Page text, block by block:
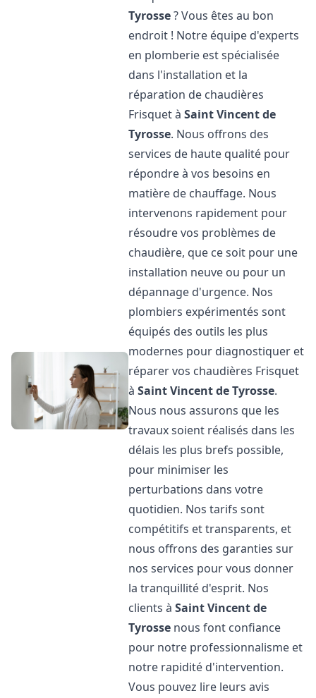
Tyrosse? Vous êtes au bon
endroit ! Notre équipe d'experts
en plomberie est spécialisée
dans l'installation et la
réparation de chaudières
Frisquet àSaint Vincent de
Tyrosse. Nous offrons des
services de haute qualité pour
répondre à vos besoins en
matière de chauffage. Nous
intervenons rapidement pour
résoudre vos problèmes de
chaudière, que ce soit pour une
installation neuve ou pour un
dépannage d'urgence. Nos
plombiers expérimentés sont
équipés des outils les plus
modernes pour diagnostiquer et
réparer vos chaudières Frisquet
àSaint Vincent de Tyrosse.
Nous nous assurons que les
travaux soient réalisés dans les
délais les plus brefs possible,
pour minimiser les
perturbations dans votre
quotidien. Nos tarifs sont
compétitifs et transparents, et
nous offrons des garanties sur
nos services pour vous donner
la tranquillité d'esprit. Nos
clients àSaint Vincent de
Tyrosse nous font confiance
pour notre professionnalisme et
notre rapidité d'intervention.
Vous pouvez lire leurs avis